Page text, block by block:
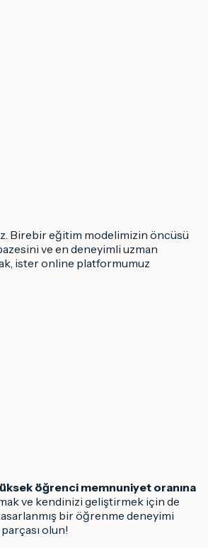
Birebir eğitim modelimizin öncüsü
ve en deneyimli uzman
ister online platformumuz
öğrenci memnuniyet oranına
ve kendinizi geliştirmek için de
bir öğrenme deneyimi
olun!